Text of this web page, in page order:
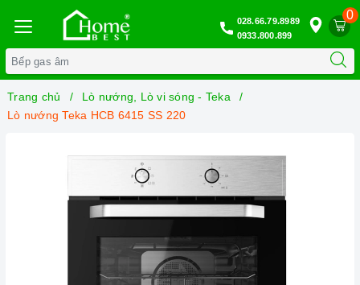
0
028.66.79.8989
0933.800.899
Trang chủ
Lò nướng, Lò vi sóng - Teka
Lò nướng Teka HCB 6415 SS 220